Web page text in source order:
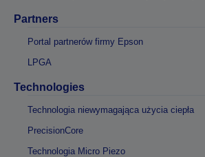
Partners
Portal partnerów firmy Epson
LPGA
Technologies
Technologia niewymagająca użycia ciepła
PrecisionCore
Technologia Micro Piezo